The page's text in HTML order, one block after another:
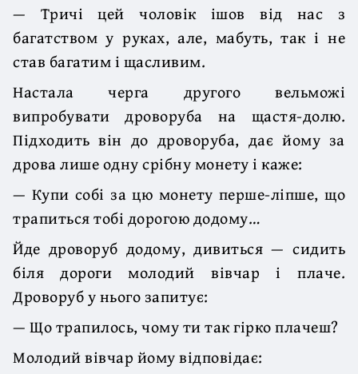
— Тричі цей чоловік ішов від нас з
багатством у руках, але, мабуть, так і не
став багатим і щасливим.
Настала черга другого вельможі
випробувати дроворуба на щастя-долю.
Підходить він до дроворуба, дає йому за
дрова лише одну срібну монету і каже:
— Купи собі за цю монету перше-ліпше, що
трапиться тобі дорогою додому…
Йде дроворуб додому, дивиться — сидить
біля дороги молодий вівчар і плаче.
Дроворуб у нього запитує:
— Що трапилось, чому ти так гірко плачеш?
Молодий вівчар йому відповідає: